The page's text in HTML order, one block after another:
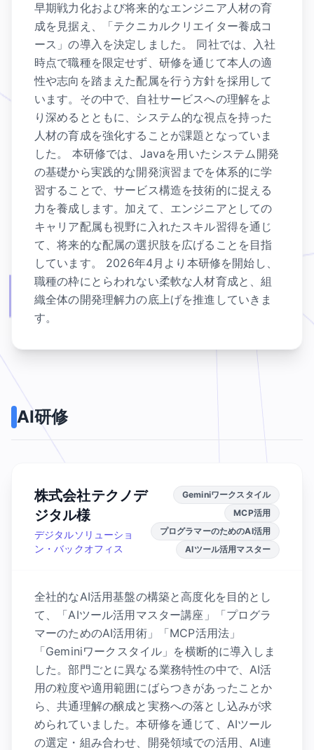
早期戦力化および将来的なエンジニア人材の育
成を見据え、「テクニカルクリエイター養成コ
ース」の導入を決定しました。 同社では、入社
時点で職種を限定せず、研修を通じて本人の適
性や志向を踏まえた配属を行う方針を採用して
います。その中で、自社サービスへの理解をよ
り深めるとともに、システム的な視点を持った
人材の育成を強化することが課題となっていま
した。 本研修では、Javaを用いたシステム開発
の基礎から実践的な開発演習までを体系的に学
習することで、サービス構造を技術的に捉える
力を養成します。加えて、エンジニアとしての
キャリア配属も視野に入れたスキル習得を通じ
て、将来的な配属の選択肢を広げることを目指
しています。 2026年4月より本研修を開始し、
職種の枠にとらわれない柔軟な人材育成と、組
織全体の開発理解力の底上げを推進していきま
す。
AI研修
株式会社テクノデ
ジタル様
デジタルソリューショ
ン・バックオフィス
Geminiワークスタイル
MCP活用
プログラマーのためのAI活用
AIツール活用マスター
全社的なAI活用基盤の構築と高度化を目的とし
て、「AIツール活用マスター講座」「プログラ
マーのためのAI活用術」「MCP活用法」
「Geminiワークスタイル」を横断的に導入しま
した。部門ごとに異なる業務特性の中で、AI活
用の粒度や適用範囲にばらつきがあったことか
ら、共通理解の醸成と実務への落とし込みが求
められていました。本研修を通じて、AIツール
の選定・組み合わせ、開発領域での活用、AI連